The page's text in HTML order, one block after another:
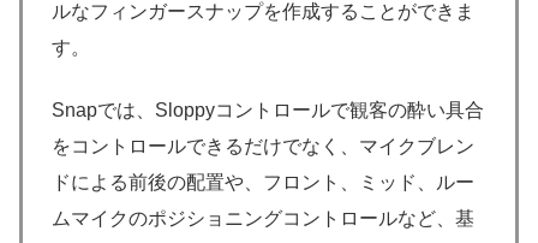
ルなフィンガースナップを作成することができま
す。
Snapでは、Sloppyコントロールで観客の酔い具合
をコントロールできるだけでなく、マイクブレン
ドによる前後の配置や、フロント、ミッド、ルー
ムマイクのポジショニングコントロールなど、基